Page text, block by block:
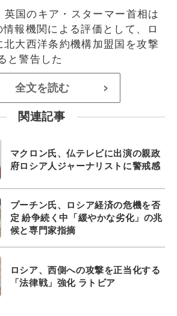
英国のキア・スターマー首相は
報機関による評価として、ロ
大西洋条約機構加盟国を攻撃
と警告した
全文を読む >
関連記事
マクロン氏、仏テレビに出演の親政
府ロシア人ジャーナリストに警戒感
プーチン氏、ロシア経済の危機を否
定 紛争続く中「緩やかな劣化」の兆
候と専門家指摘
ロシア、西側への攻撃を正当化する
「法律戦」強化 ラトビア